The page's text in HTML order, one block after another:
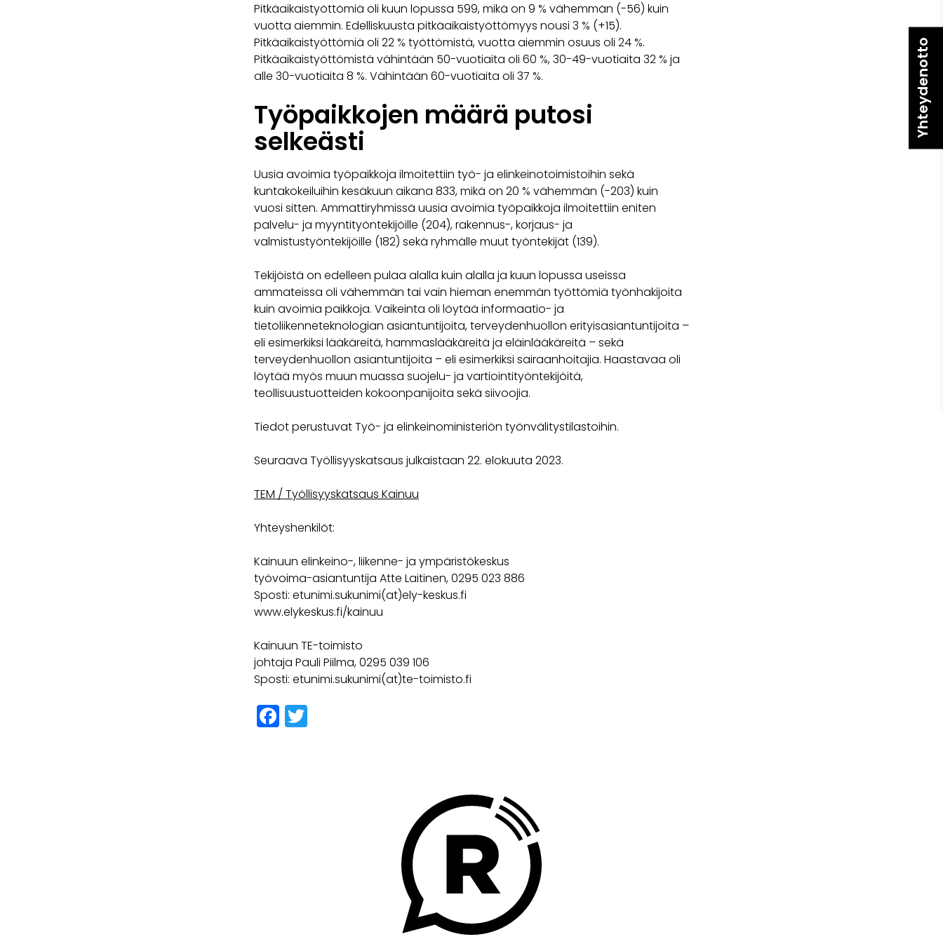
Pitkäaikaistyöttömiä oli kuun lopussa 599, mikä on 9 % vähemmän (-56) kuin
vuotta aiemmin. Edelliskuusta pitkäaikaistyöttömyys nousi 3 % (+15).
Pitkäaikaistyöttömiä oli 22 % työttömistä, vuotta aiemmin osuus oli 24 %.
Pitkäaikaistyöttömistä vähintään 50-vuotiaita oli 60 %, 30-49-vuotiaita 32 % ja
alle 30-vuotiaita 8 %. Vähintään 60-vuotiaita oli 37 %.
Työpaikkojen määrä putosi
selkeästi
Uusia avoimia työpaikkoja ilmoitettiin työ- ja elinkeinotoimistoihin sekä
kuntakokeiluihin kesäkuun aikana 833, mikä on 20 % vähemmän (-203) kuin
vuosi sitten. Ammattiryhmissä uusia avoimia työpaikkoja ilmoitettiin eniten
palvelu- ja myyntityöntekijöille (204), rakennus-, korjaus- ja
valmistustyöntekijöille (182) sekä ryhmälle muut työntekijät (139).
Tekijöistä on edelleen pulaa alalla kuin alalla ja kuun lopussa useissa
ammateissa oli vähemmän tai vain hieman enemmän työttömiä työnhakijoita
kuin avoimia paikkoja. Vaikeinta oli löytää informaatio- ja
tietoliikenneteknologian asiantuntijoita, terveydenhuollon erityisasiantuntijoita –
eli esimerkiksi lääkäreitä, hammaslääkäreitä ja eläinlääkäreitä – sekä
terveydenhuollon asiantuntijoita – eli esimerkiksi sairaanhoitajia. Haastavaa oli
löytää myös muun muassa suojelu- ja vartiointityöntekijöitä,
teollisuustuotteiden kokoonpanijoita sekä siivoojia.
Tiedot perustuvat Työ- ja elinkeinoministeriön työnvälitystilastoihin.
Seuraava Työllisyyskatsaus julkaistaan 22. elokuuta 2023.
TEM / Työllisyyskatsaus Kainuu
Yhteyshenkilöt:
Kainuun elinkeino-, liikenne- ja ympäristökeskus
työvoima-asiantuntija Atte Laitinen, 0295 023 886
Sposti: etunimi.sukunimi(at)ely-keskus.fi
www.elykeskus.fi/kainuu
Kainuun TE-toimisto
johtaja Pauli Piilma, 0295 039 106
Sposti: etunimi.sukunimi(at)te-toimisto.fi
Facebook
Yhteydenotto